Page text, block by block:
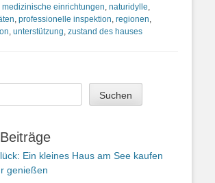
medizinische einrichtungen, naturidylle,
, professionelle inspektion, regionen,
, unterstützung, zustand des hauses
Suchen
Ein kleines Haus am See kaufen
genießen